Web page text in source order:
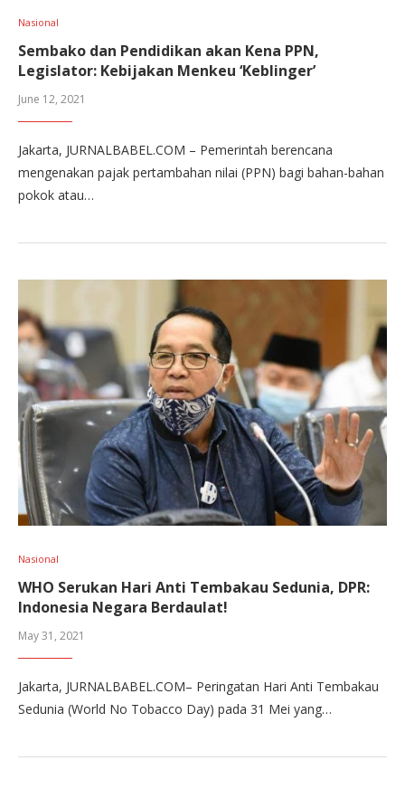
Nasional
Sembako dan Pendidikan akan Kena PPN,
Legislator: Kebijakan Menkeu ‘Keblinger’
June 12, 2021
Jakarta, JURNALBABEL.COM – Pemerintah berencana
mengenakan pajak pertambahan nilai (PPN) bagi bahan-bahan
pokok atau…
Nasional
WHO Serukan Hari Anti Tembakau Sedunia, DPR:
Indonesia Negara Berdaulat!
May 31, 2021
Jakarta, JURNALBABEL.COM– Peringatan Hari Anti Tembakau
Sedunia (World No Tobacco Day) pada 31 Mei yang…